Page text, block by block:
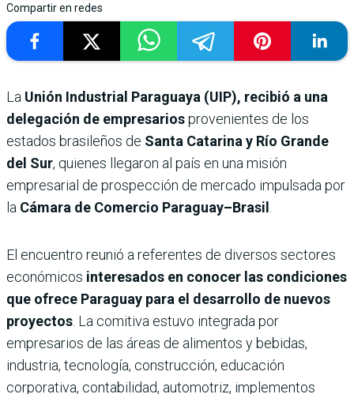
Compartir en redes
La Unión Industrial Paraguaya (UIP), recibió a una
delegación de empresariosprovenientes de los
estados brasileños de Santa Catarina y Río Grande
del Sur, quienes llegaron al país en una misión
empresarial de prospección de mercado impulsada por
la Cámara de Comercio Paraguay–Brasil
El encuentro reunió a referentes de diversos sectores
económicos interesados en conocer las condiciones
que ofrece Paraguay para el desarrollo de nuevos
proyectos . La comitiva estuvo integrada por
empresarios de las áreas de alimentos y bebidas,
industria, tecnología, construcción, educación
corporativa, contabilidad, automotriz, implementos